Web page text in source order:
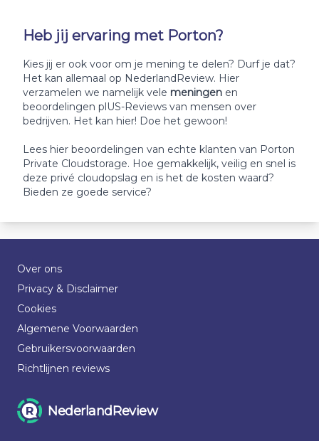
Heb jij ervaring met Porton?
Kies jij er ook voor om je mening te delen? Durf je dat?
Het kan allemaal op NederlandReview. Hier
verzamelen we namelijk vele meningen en
beoordelingen plUS-Reviews van mensen over
bedrijven. Het kan hier! Doe het gewoon!
Lees hier beoordelingen van echte klanten van Porton
Private Cloudstorage. Hoe gemakkelijk, veilig en snel is
deze privé cloudopslag en is het de kosten waard?
Bieden ze goede service?
Over ons
Privacy & Disclaimer
Cookies
Algemene Voorwaarden
Gebruikersvoorwaarden
Richtlijnen reviews
NederlandReview